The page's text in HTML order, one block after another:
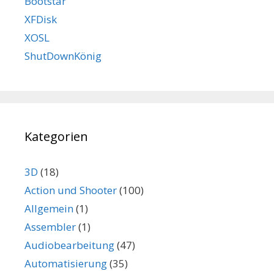
XFDisk
XOSL
ShutDownKönig
Kategorien
3D (18)
Action und Shooter(100)
Allgemein(1)
Assembler(1)
Audiobearbeitung(47)
Automatisierung(35)